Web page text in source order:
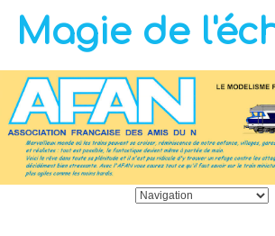
Magie de